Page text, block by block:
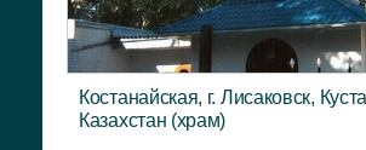
Костанайская, г. Лисаковск,
Казахстан (храм)